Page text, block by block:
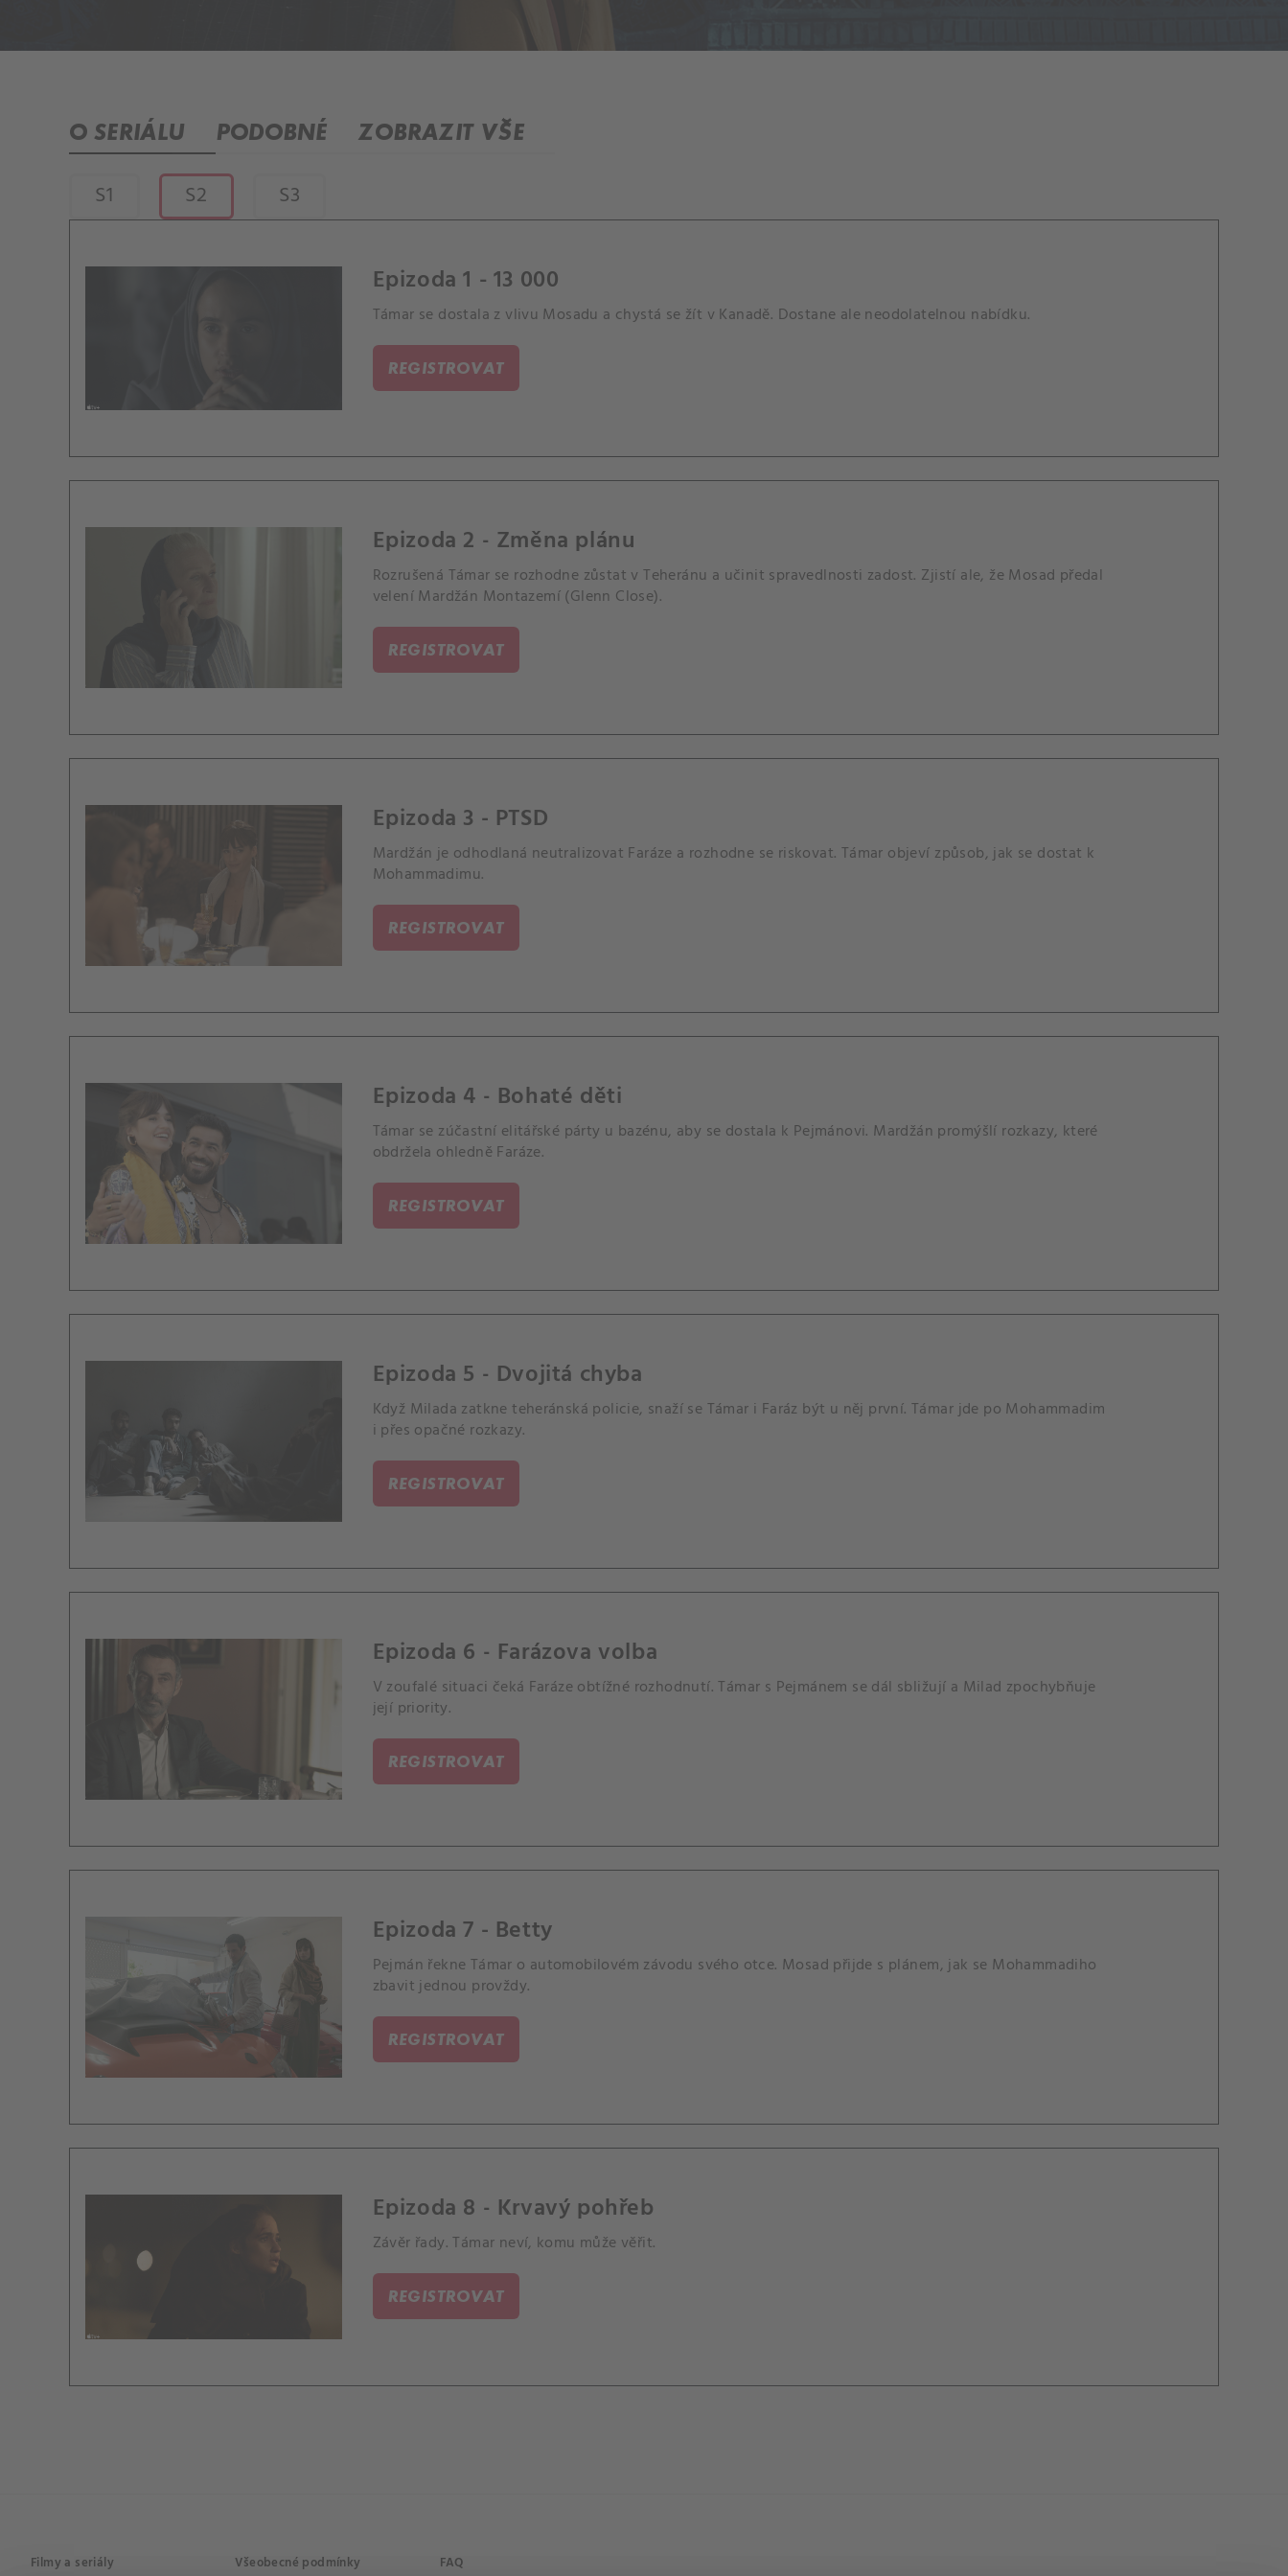
O SERIÁLU PODOBNÉ ZOBRAZIT VŠE
S1 S2 S3
Epizoda 1 - 13 000
Támar se dostala z vlivu Mosadu a chystá se žít v Kanadě. Dostane ale neodolatelnou nabídku.
REGISTROVAT
Epizoda 2 - Změna plánu
Rozrušená Támar se rozhodne zůstat v Teheránu a učinit spravedlnosti zadost. Zjistí ale, že Mosad předal
velení Mardžán Montazemí (Glenn Close).
REGISTROVAT
Epizoda 3 - PTSD
Mardžán je odhodlaná neutralizovat Faráze a rozhodne se riskovat. Támar objeví způsob, jak se dostat k
Mohammadimu.
REGISTROVAT
Epizoda 4 - Bohaté děti
Támar se zúčastní elitářské párty u bazénu, aby se dostala k Pejmánovi. Mardžán promýšlí rozkazy, které
obdržela ohledně Faráze.
REGISTROVAT
Epizoda 5 - Dvojitá chyba
Když Milada zatkne teheránská policie, snaží se Támar i Faráz být u něj první. Támar jde po Mohammadim
i přes opačné rozkazy.
REGISTROVAT
Epizoda 6 - Farázova volba
V zoufalé situaci čeká Faráze obtížné rozhodnutí. Támar s Pejmánem se dál sbližují a Milad zpochybňuje
její priority.
REGISTROVAT
Epizoda 7 - Betty
Pejmán řekne Támar o automobilovém závodu svého otce. Mosad přijde s plánem, jak se Mohammadiho
zbavit jednou provždy.
REGISTROVAT
Epizoda 8 - Krvavý pohřeb
Závěr řady. Támar neví, komu může věřit.
REGISTROVAT
Filmy a seriály Všeobecné podmínky FAQ